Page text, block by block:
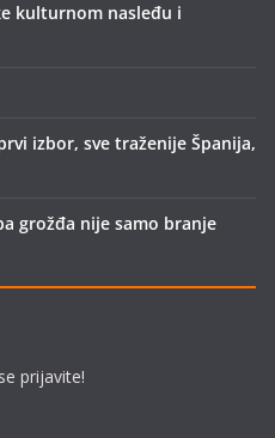
kulturnom nasleđu i
izbor, sve traženije Španija,
grožđa nije samo branje
prijavite!